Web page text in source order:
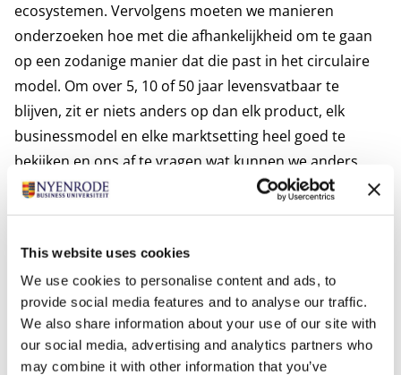
This website uses cookies
We use cookies to personalise content and ads, to
provide social media features and to analyse our traffic.
We also share information about your use of our site with
our social media, advertising and analytics partners who
may combine it with other information that you’ve
ecosystemen. Vervolgens moeten we manieren
onderzoeken hoe met die afhankelijkheid om te gaan
op een zodanige manier dat die past in het circulaire
model. Om over 5, 10 of 50 jaar levensvatbaar te
blijven, zit er niets anders op dan elk product, elk
businessmodel en elke marktsetting heel goed te
bekijken en ons af te vragen wat kunnen we anders
doen om de natuur te laten voort bestaan en gezond
te houden?’
‘Ik raad directie en raad van commissarissen aan om
samen te werken met maatschappelijke
ondernemingen die in hun branche zitten. Ze kunnen
het innovatieve bedrijfsmodel van dergelijke
maatschappelijke ondernemingen onderzoeken en